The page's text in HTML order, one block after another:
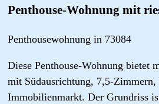
Penthouse-Wohnung mit
Penthousewohnung in 73084
Diese Penthouse-Wohnung bietet
mit Südausrichtung, 7,5-
Immobilienmarkt. Der Grundriss